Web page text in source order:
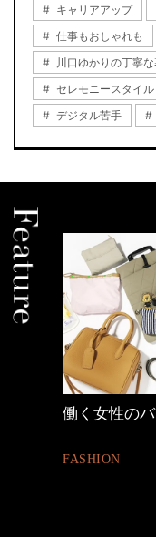
キャリアアップ
仕事もおしゃれも
川口ゆかりの丁寧な
セレモニースタイル
デジタル苦手
優木まおみさ